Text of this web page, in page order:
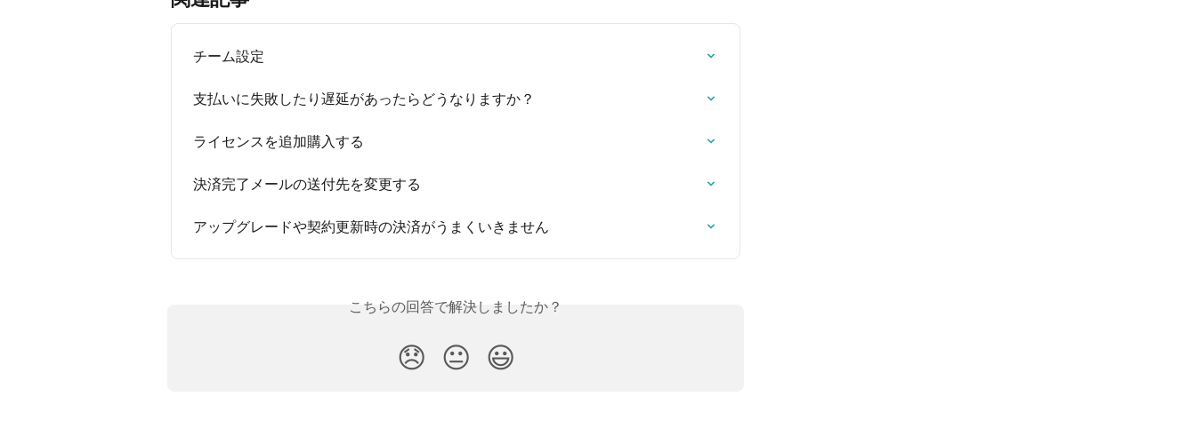
チーム設定
支払いに失敗したり遅延があったらどうなりますか？
ライセンスを追加購入する
決済完了メールの送付先を変更する
アップグレードや契約更新時の決済がうまくいきません
こちらの回答で解決しましたか？
😞 😐 😃